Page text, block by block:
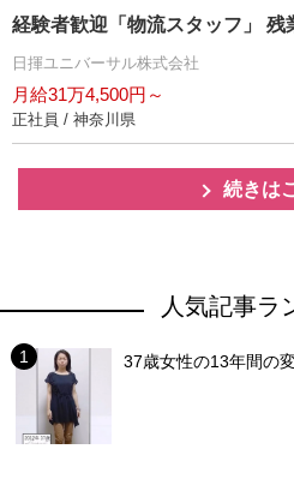
経験者歓迎「物流スタッフ」 残
日揮ユニバーサル株式会社
月給31万4,500円～
正社員 / 神奈川県
続きは
人気記事ラ
37歳女性の13年間の